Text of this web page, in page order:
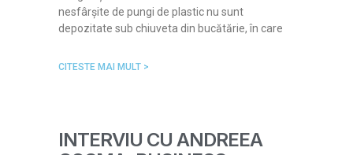
nesfârșite de pungi de plastic nu sunt
depozitate sub chiuveta din bucătărie, în care
CITESTE MAI MULT >
INTERVIU CU ANDREEA